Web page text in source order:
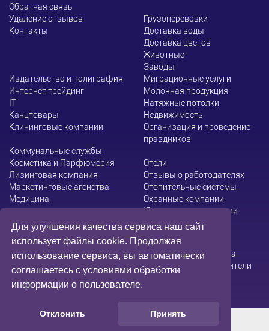
Для улучшения качества сервиса наш сайт
использует файлы cookie. Продолжая
использование сервиса, вы автоматически
соглашаетесь с условиями обработки
информации о пользователе.
Отклонить Принять
Обратная связь
Удаление отзывов
Контакты
Грузоперевозки
Доставка воды
Доставка цветов
Животные
Заводы
Издательство и полиграфия
Интернет трейдинг
ІТ
Канцтовары
Клининговые компании
Коммунальные службы
Косметика и Парфюмерия
Лизинговая компания
Маркетинговые агенства
Медицина
Миграционные услуги
Молочная продукция
Натяжные потолки
Недвижимость
Организация и проведение
праздников
Отели
Отзывы о работодателях
Отопительные системы
Охранные компании
Юридические компании
Администрация сайта не несет ответственности за
содержание информации, которую размещают посетители